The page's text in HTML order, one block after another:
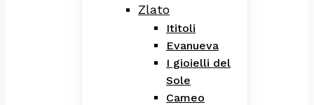
Zlato
Ititoli
Evanueva
I gioielli del
Sole
Cameo